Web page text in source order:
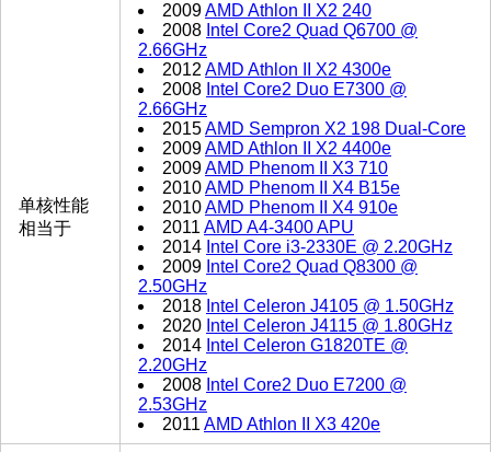
单核性能
相当于
2009AMD Athlon II X2 240
2008 Intel Core2 Quad Q6700 @
2.66GHz
2012AMD Athlon II X2 4300e
2008 Intel Core2 Duo E7300 @
2.66GHz
2015AMD Sempron X2 198 Dual-Core
2009AMD Athlon II X2 4400e
2009AMD Phenom II X3 710
2010AMD Phenom II X4 B15e
2010AMD Phenom II X4 910e
2011AMD A4-3400 APU
2014 Intel Core i3-2330E @ 2.20GHz
2009 Intel Core2 Quad Q8300 @
2.50GHz
2018 Intel Celeron J4105 @ 1.50GHz
2020 Intel Celeron J4115 @ 1.80GHz
2014 Intel Celeron G1820TE @
2.20GHz
2008 Intel Core2 Duo E7200 @
2.53GHz
2011AMD Athlon II X3 420e